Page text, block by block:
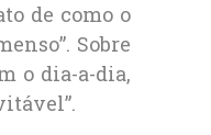
de como o
Sobre
o dia-a-dia,